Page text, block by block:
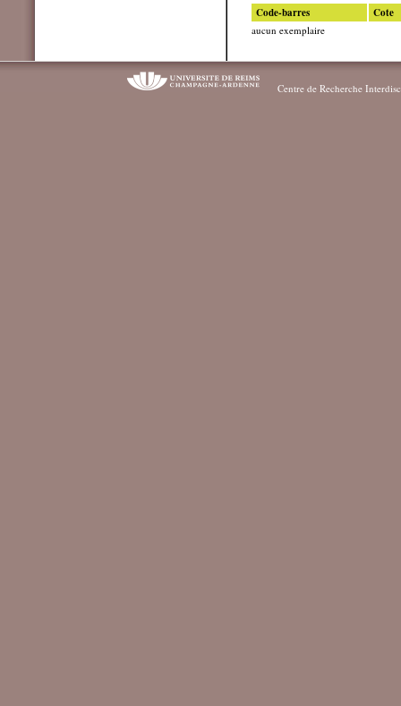
Code-barres Cote
aucun exemplaire
Centre de Recherche